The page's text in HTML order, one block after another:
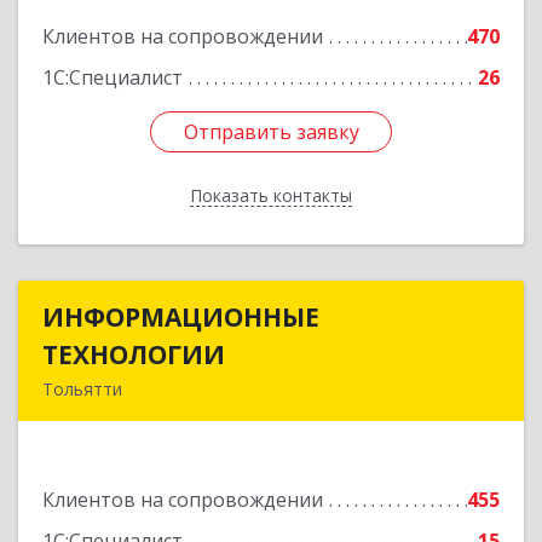
Клиентов на сопровождении
470
1С:Специалист
26
Отправить заявку
Показать контакты
Отправить заявку
Назад
ИНФОРМАЦИОННЫЕ
ТЕХНОЛОГИИ
Тольятти
Клиентов на сопровождении
455
ИНФОРМАЦИОННЫЕ
Подробнее